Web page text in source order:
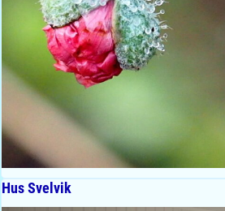
Hus Svelvik